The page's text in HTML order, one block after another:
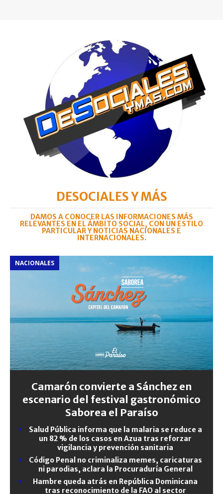
DESOCIALES Y MÁS
DAMOS A CONOCER LAS INFORMACIONES MÁS
RELEVANTES EN EL ÁMBITO SOCIAL, CON UN ESTILO
PARTICULAR Y NOTICIAS NACIONALES E
INTERNACIONALES.
NACIONALES
Camarón convierte a Sánchez en
escenario del festival gastronómico
Saborea el Paraíso
Salud Pública informa que la malaria se reduce a
un 82 % de los casos en Azua tras reforzar
vigilancia y prevención sanitaria
Código Penal no criminaliza memes, caricaturas
ni parodias, aclara la Procuraduría General
Hambre queda atrás en República Dominicana
tras reconocimiento de la FAO al sector